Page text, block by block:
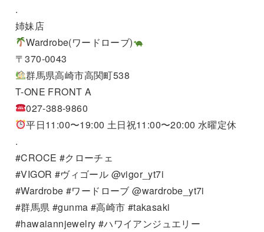
.
姉妹店
Wardrobe(ワードローブ)
〒370-0043
群馬県高崎市高関町538
T-ONE FRONT A
027-388-9860
平日11:00〜19:00 土日祝11:00〜20:00 水曜定休
.
#CROCE #クローチェ
#VIGOR #ヴィゴール @vigor_yt7i
#Wardrobe #ワードローブ @wardrobe_yt7i
#群馬県 #gunma #高崎市 #takasaki
#hawaiannjewelry #ハワイアンジュエリー